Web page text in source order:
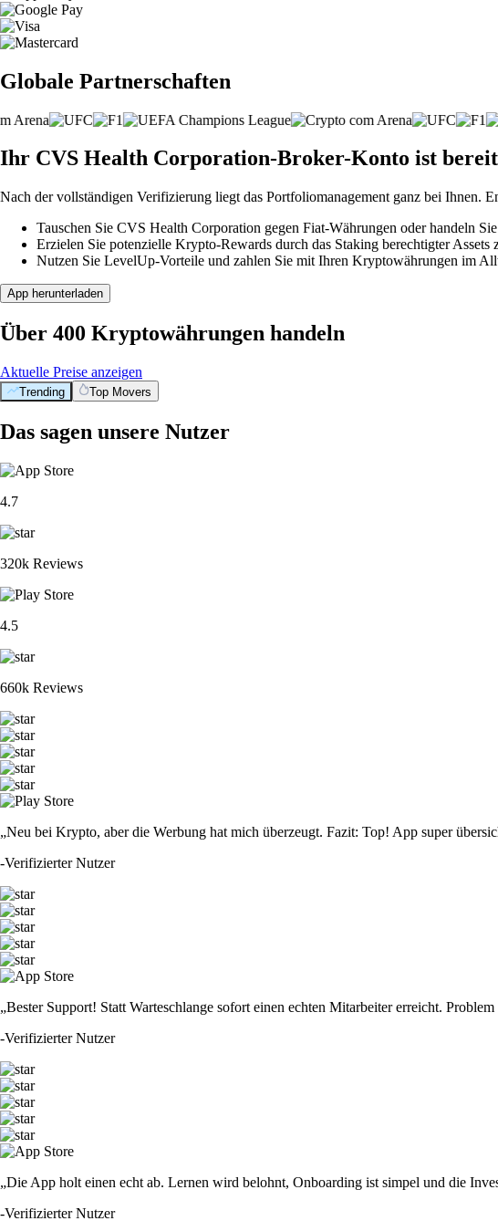
Globale Partnerschaften
Ihr CVS Health Corporation-Broker-Konto ist
Nach der vollständigen Verifizierung liegt das Portfoliomanagement ganz bei Ihnen.
Tauschen Sie CVS Health Corporation gegen Fiat-Währungen oder handeln
Erzielen Sie potenzielle Krypto-Rewards durch das Staking berechtigter
Nutzen Sie LevelUp-Vorteile und zahlen Sie mit Ihren Kryptowährungen im
App herunterladen
Über 400 Kryptowährungen handeln
Aktuelle Preise anzeigen
Trending Top Movers
Das sagen unsere Nutzer
4.7
320k Reviews
4.5
660k Reviews
„Neu bei Krypto, aber die Werbung hat mich überzeugt. Fazit: Top! App super
-Verifizierter Nutzer
„Bester Support! Statt Warteschlange sofort einen echten Mitarbeiter erreicht.
-Verifizierter Nutzer
„Die App holt einen echt ab. Lernen wird belohnt, Onboarding ist simpel und die
-Verifizierter Nutzer